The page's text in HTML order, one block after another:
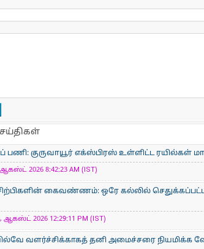
பணி: குருவாயூர் எக்ஸ்பிரஸ் உள்ளிட்ட ரயில்கள்
2026 8:42:23 AM (IST)
சிற்பிகளின் கைவண்ணம்: ஒரே கல்லில்
2026 12:29:11 PM (IST)
வளர்ச்சிக்காகத் தனி அமைச்சரை